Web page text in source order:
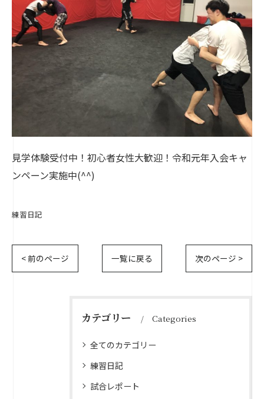
見学体験受付中！初心者女性大歓迎！令和元年入会キャ
ンペーン実施中(^^)
練習日記
< 前のページ 一覧に戻る 次のページ >
カテゴリー Categories
全てのカテゴリー
練習日記
試合レポート